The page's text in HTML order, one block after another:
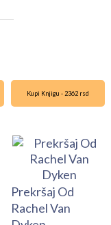
Kupi Knjigu - 2362 rsd
Prekršaj Od
Rachel Van